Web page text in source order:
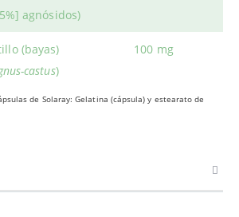
agnósidos)
(bayas)
castus)
100 mg
de Solaray: Gelatina (cápsula) y estearato de